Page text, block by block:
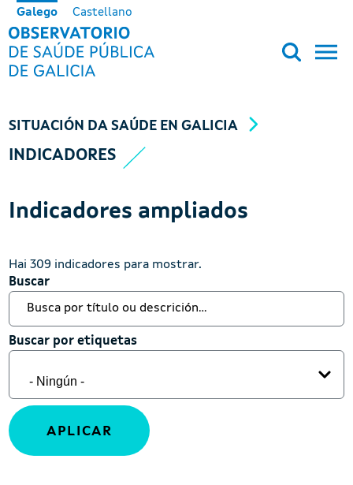
Ir o contido principal
Galego Castellano
OBSERVATORIO DE SALUD
SITUACIÓN DA SAÚDE EN GALICIA
INDICADORES
Indicadores ampliados
Hai 309 indicadores para mostrar.
Buscar
Buscar
Buscar por etiquetas
Buscar por etiquetas